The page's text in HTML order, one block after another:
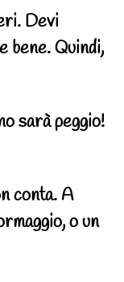
Devi
Quindi,
sarà peggio!
conta. A
o un